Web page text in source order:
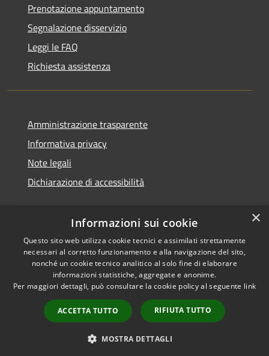
Prenotazione appuntamento
Segnalazione disservizio
Leggi le FAQ
Richiesta assistenza
Amministrazione trasparente
Informativa privacy
Note legali
Dichiarazione di accessibilità
RSS
Accessibilità
Copyright © 2026 • Comune di
San Vito di Cadore • Powered
byMunicipium
Accesso
redazione
×
Informazioni sui cookie
Questo sito web utilizza cookie tecnici e assimilati strettamente
necessari al corretto funzionamento e alla navigazione del sito,
nonché un cookie tecnico analitico al solo fine di elaborare
informazioni statistiche, aggregate e anonime.
Per maggiori dettagli, può consultare la cookie policy al seguente link
ACCETTA TUTTO RIFIUTA TUTTO
MOSTRA DETTAGLI